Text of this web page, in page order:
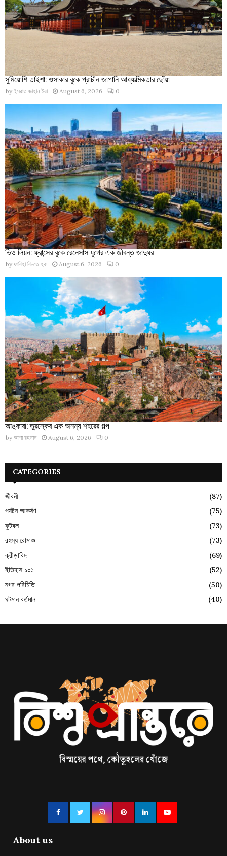
সুমিয়োশি তাইশা: ওসাকার বুকে প্রাচীন জাপানি আধ্যাত্মিকতার ছোঁয়া
by ইসরাত জাহান ইরা August 6, 2026 0
ভিও লিয়ন: ফ্রান্সের বুকে রেনেসাঁস যুগের এক জীবন্ত জাদুঘর
by ফাবিহা বিনতে হক August 6, 2026 0
আঙ্কারা: তুরস্কের এক অনন্য শহরের গল্প
by আশা রহমান August 6, 2026 0
CATEGORIES
জীবনী
(87)
পর্যটন আকর্ষণ
(75)
ফুটবল
(73)
রহস্য রোমাঞ্চ
(73)
ক্রীড়াবিদ
(69)
ইতিহাস ১০১
(52)
নগর পরিচিতি
(50)
ঘটমান বর্তমান
(40)
About us